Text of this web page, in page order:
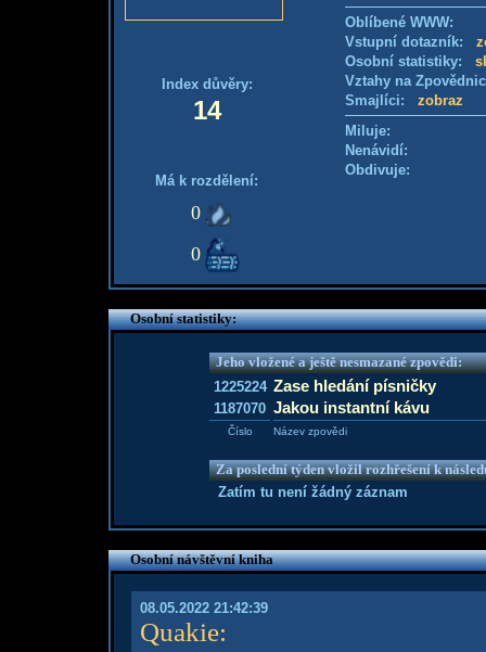
Index důvěry:
14
Má k rozdělení:
0
0
Oblíbené WWW:
Vstupní dotazník:
Osobní statistiky:
Vztahy na
Smajlíci: zobraz
Miluje:
Nenávidí:
Obdivuje:
Osobní statistiky:
Jeho vložené a ještě nesmazané zpovědi:
1225224 Zase hledání písničky
1187070 Jakou instantní kávu
Číslo Název zpovědi
Za poslední týden vložil rozhřešení k
Zatím tu není žádný záznam
Osobní návštěvní kniha
08.05.2022 21:42:39
Quakie: